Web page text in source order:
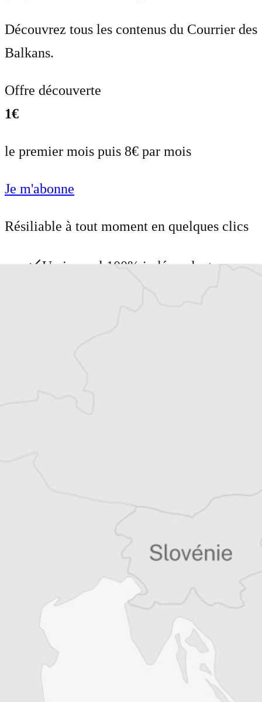
Découvrez tous les contenus du Courrier des
Balkans.
Offre découverte
1€
le premier mois puis 8€ par mois
Je m'abonne
Résiliable à tout moment en quelques clics
Un journal 100% indépendant